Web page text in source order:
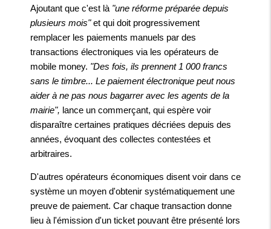
Ajoutant que c'est là "une réforme préparée depuis
plusieurs mois"et qui doit progressivement
remplacer les paiements manuels par des
transactions électroniques via les opérateurs de
mobile money. "Des fois, ils prennent 1 000 francs
sans le timbre... Le paiement électronique peut nous
aider à ne pas nous bagarrer avec les agents de la
mairie", lance un commerçant, qui espère voir
disparaître certaines pratiques décriées depuis des
années, évoquant des collectes contestées et
arbitraires.
D'autres opérateurs économiques disent voir dans ce
système un moyen d'obtenir systématiquement une
preuve de paiement. Car chaque transaction donne
lieu à l'émission d'un ticket pouvant être présenté lors